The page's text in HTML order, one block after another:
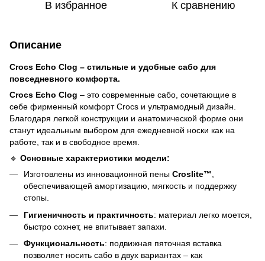
В избранное К сравнению
Описание
Crocs Echo Clog – стильные и удобные сабо для
повседневного комфорта.
Crocs Echo Clog – это современные сабо, сочетающие в
себе фирменный комфорт Crocs и ультрамодный дизайн.
Благодаря легкой конструкции и анатомической форме они
станут идеальным выбором для ежедневной носки как на
работе, так и в свободное время.
🔹 Основные характеристики модели:
Изготовлены из инновационной пены Croslite™
обеспечивающей амортизацию, мягкость и поддержку
стопы.
Гигиеничность и практичность: материал легко моется,
быстро сохнет, не впитывает запахи.
Функциональность: подвижная пяточная вставка
позволяет носить сабо в двух вариантах – как